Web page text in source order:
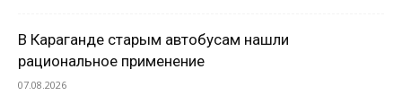
В Караганде старым автобусам нашли
рациональное применение
07.08.2026